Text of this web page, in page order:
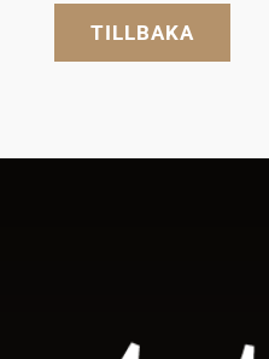
TILLBAKA